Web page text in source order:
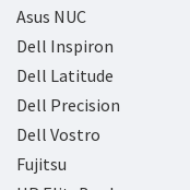
Asus NUC
Dell Inspiron
Dell Latitude
Dell Precision
Dell Vostro
Fujitsu